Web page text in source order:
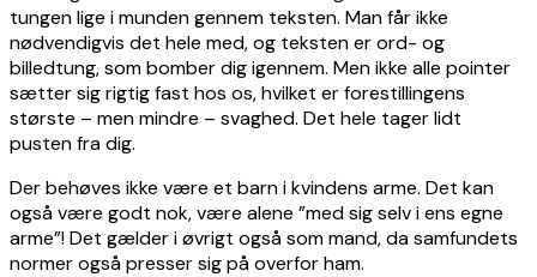
tungen lige i munden gennem teksten. Man får ikke
nødvendigvis det hele med, og teksten er ord- og
billedtung, som bomber dig igennem. Men ikke alle pointer
sætter sig rigtig fast hos os, hvilket er forestillingens
største – men mindre – svaghed. Det hele tager lidt
pusten fra dig.
Der behøves ikke være et barn i kvindens arme. Det kan
også være godt nok, være alene ”med sig selv i ens egne
arme”! Det gælder i øvrigt også som mand, da samfundets
normer også presser sig på overfor ham.